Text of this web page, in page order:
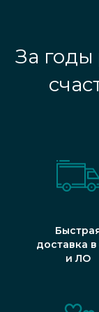
За
доставка
и ЛО